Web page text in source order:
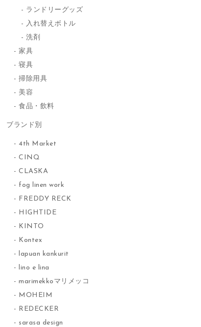
ランドリーグッズ
入れ替えボトル
洗剤
家具
寝具
掃除用具
美容
食品・飲料
ブランド別
4th Market
CINQ
CLASKA
fog linen work
FREDDY RECK
HIGHTIDE
KINTO
Kontex
lapuan kankurit
lino e lina
marimekkoマリメッコ
MOHEIM
REDECKER
sarasa design